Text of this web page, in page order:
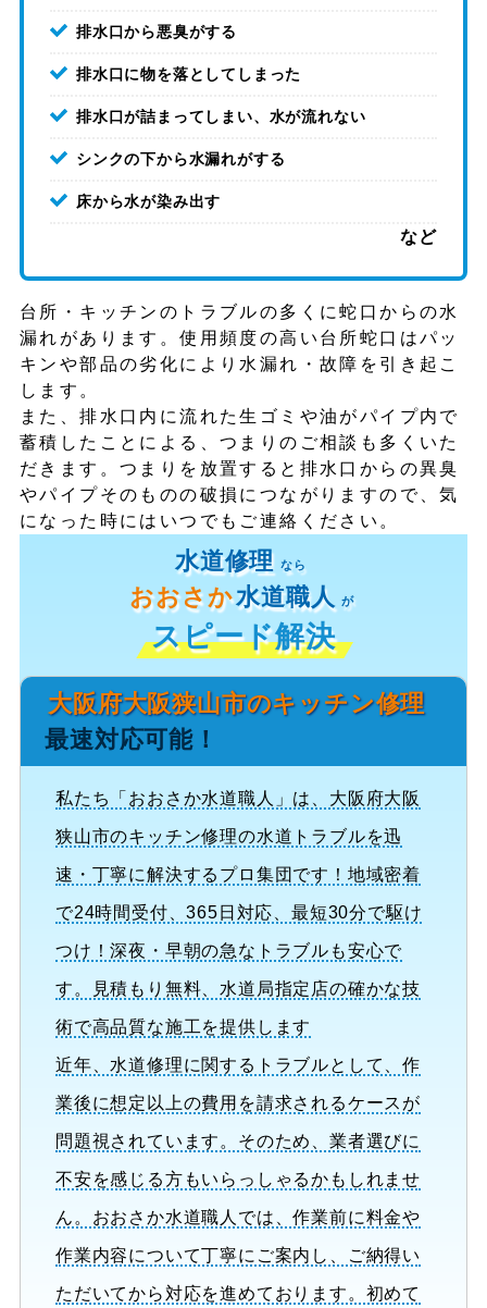
排水口から悪臭がする
排水口に物を落としてしまった
排水口が詰まってしまい、水が流れない
シンクの下から水漏れがする
床から水が染み出す
など
台所・キッチンのトラブルの多くに蛇口からの水
漏れがあります。使用頻度の高い台所蛇口はパッ
キンや部品の劣化により水漏れ・故障を引き起こ
します。
また、排水口内に流れた生ゴミや油がパイプ内で
蓄積したことによる、つまりのご相談も多くいた
だきます。つまりを放置すると排水口からの異臭
やパイプそのものの破損につながりますので、気
になった時にはいつでもご連絡ください。
水道修理 なら
おおさか水道職人 が
スピード解決
大阪府大阪狭山市のキッチン修理
最速対応可能！
私たち「おおさか水道職人」は、大阪府大阪
狭山市のキッチン修理の水道トラブルを迅
速・丁寧に解決するプロ集団です！地域密着
で24時間受付、365日対応、最短30分で駆け
つけ！深夜・早朝の急なトラブルも安心で
す。見積もり無料、水道局指定店の確かな技
術で高品質な施工を提供します
近年、水道修理に関するトラブルとして、作
業後に想定以上の費用を請求されるケースが
問題視されています。そのため、業者選びに
不安を感じる方もいらっしゃるかもしれませ
ん。おおさか水道職人では、作業前に料金や
作業内容について丁寧にご案内し、ご納得い
ただいてから対応を進めております。初めて